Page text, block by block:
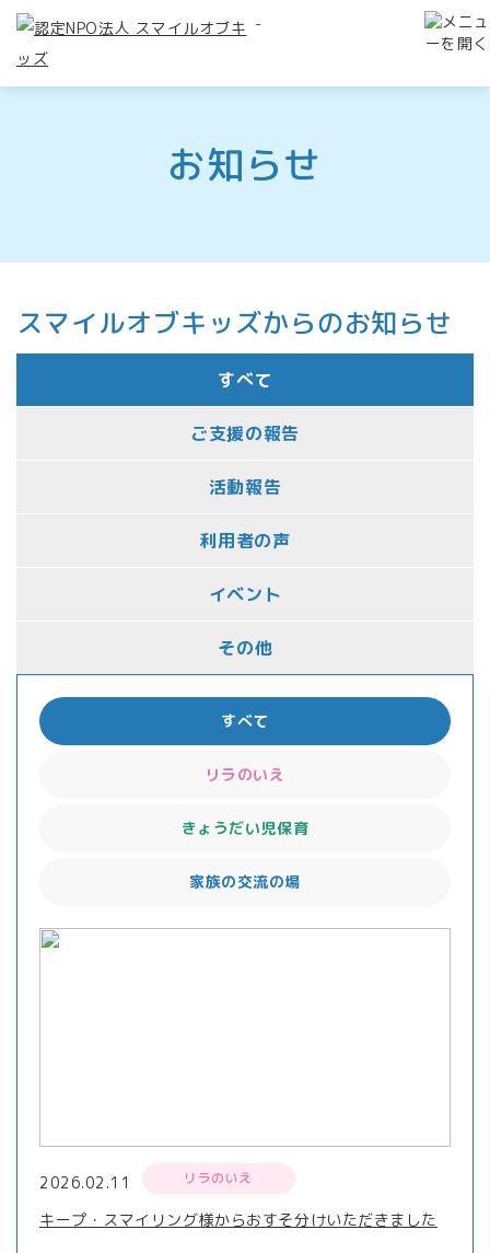
-
お知らせ
スマイルオブキッズからのお知らせ
すべて
ご支援の報告
活動報告
利用者の声
イベント
その他
すべて
リラのいえ
きょうだい児保育
家族の交流の場
2026.02.11 リラのいえ
キープ・スマイリング様からおすそ分けいただきました